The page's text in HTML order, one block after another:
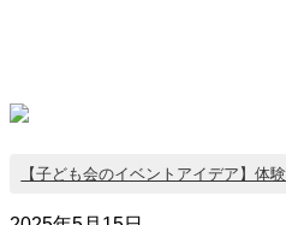
【子ども会のイベントアイデア】体